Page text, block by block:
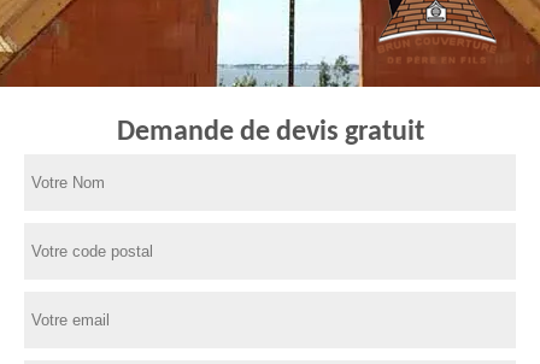
Demande de devis gratuit